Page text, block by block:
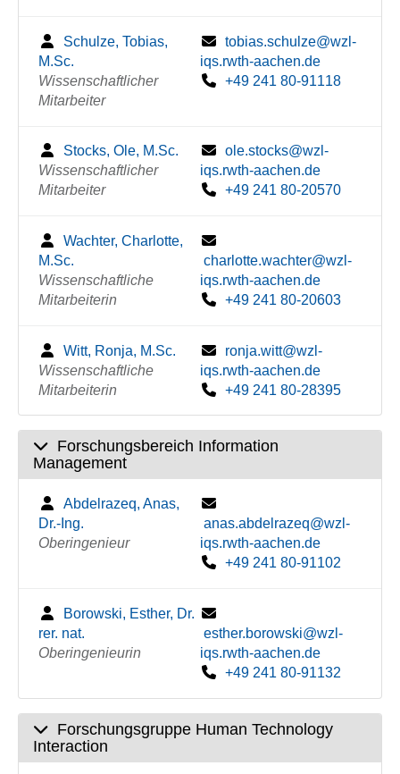
Schulze, Tobias,
M.Sc.
Wissenschaftlicher
Mitarbeiter
tobias.schulze@wzl-
iqs.rwth-aachen.de
+49 241 80-91118
Stocks, Ole, M.Sc.
Wissenschaftlicher
Mitarbeiter
ole.stocks@wzl-
iqs.rwth-aachen.de
+49 241 80-20570
Wachter, Charlotte,
M.Sc.
Wissenschaftliche
Mitarbeiterin
charlotte.wachter@wzl-
iqs.rwth-aachen.de
+49 241 80-20603
Witt, Ronja, M.Sc.
Wissenschaftliche
Mitarbeiterin
ronja.witt@wzl-
iqs.rwth-aachen.de
+49 241 80-28395
Forschungsbereich Information
Management
Abdelrazeq, Anas,
Dr.-Ing.
Oberingenieur
anas.abdelrazeq@wzl-
iqs.rwth-aachen.de
+49 241 80-91102
Borowski, Esther, Dr.
rer. nat.
Oberingenieurin
esther.borowski@wzl-
iqs.rwth-aachen.de
+49 241 80-91132
Forschungsgruppe Human Technology
Interaction